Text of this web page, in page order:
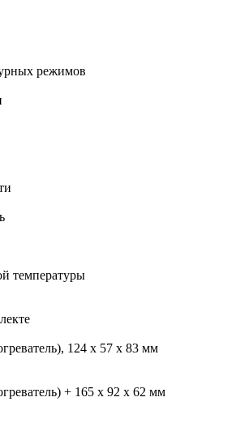
режимов
температуры
124 x 57 x 83 мм
+ 165 х 92 х 62 мм